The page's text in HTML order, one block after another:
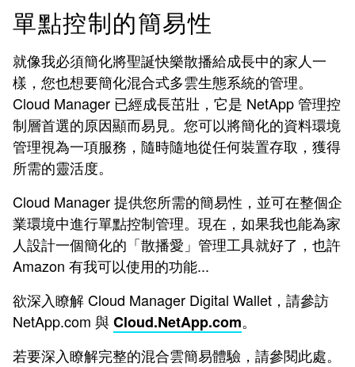
單點控制的簡易性
就像我必須簡化將聖誕快樂散播給成長中的家人一
樣，您也想要簡化混合式多雲生態系統的管理。
Cloud Manager 已經成長茁壯，它是 NetApp 管理控
制層首選的原因顯而易見。您可以將簡化的資料環境
管理視為一項服務，隨時隨地從任何裝置存取，獲得
所需的靈活度。
Cloud Manager 提供您所需的簡易性，並可在整個企
業環境中進行單點控制管理。現在，如果我也能為家
人設計一個簡化的「散播愛」管理工具就好了，也許
Amazon 有我可以使用的功能...
欲深入瞭解 Cloud Manager Digital Wallet，請參訪
NetApp.com 與Cloud.NetApp.com。
若要深入瞭解完整的混合雲簡易體驗，請參閱此處。